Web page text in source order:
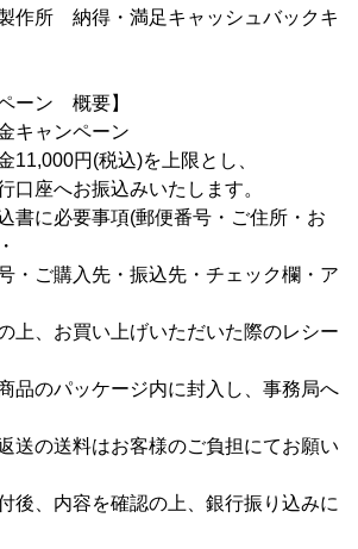
得・満足キャッシュバックキ
ーン 概要】
ャンペーン
円(税込)を上限とし、
お振込みいたします。
書に必要事項(郵便番号・ご住所・お
入先・振込先・チェック欄・ア
買い上げいただいた際のレシー
ッケージ内に封入し、事務局へ
料はお客様のご負担にてお願い
後、内容を確認の上、銀行振り込みに